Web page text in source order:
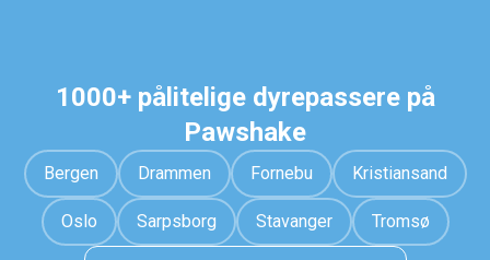
1000+ pålitelige dyrepassere på
Pawshake
Bergen Drammen Fornebu Kristiansand
Oslo Sarpsborg Stavanger Tromsø